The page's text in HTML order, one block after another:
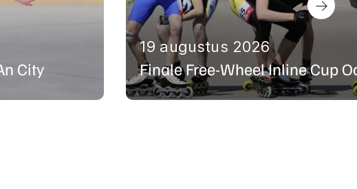
City
19 augustus 2026
Finale Free-Wheel Inline Cup